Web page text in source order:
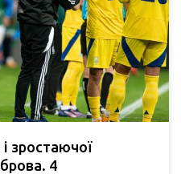
зростаючої
4